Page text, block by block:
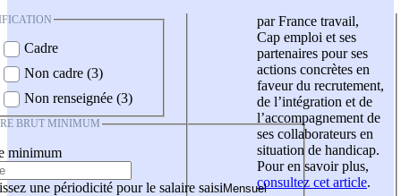
Cadre
Non cadre (3)
Non renseignée (3)
BRUT MINIMUM
minimum
une périodicité pour le salaire saisi
par France travail,
Cap emploi et ses
partenaires pour ses
actions concrètes en
faveur du recrutement,
de l’intégration et de
l’accompagnement de
ses collaborateurs en
situation de handicap.
Pour en savoir plus,
consultez cet article.